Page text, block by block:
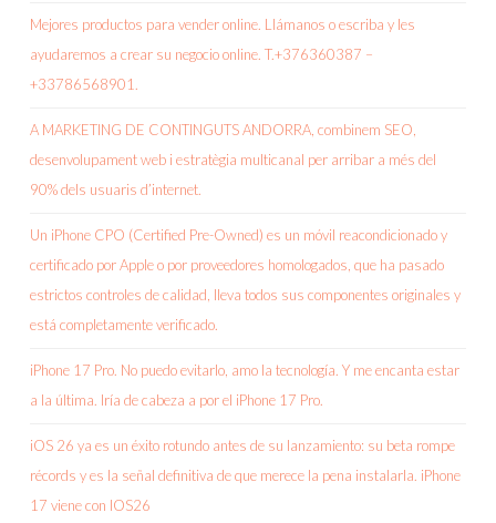
Mejores productos para vender online. Llámanos o escriba y les
ayudaremos a crear su negocio online. T.+376360387 –
+33786568901.
A MARKETING DE CONTINGUTS ANDORRA, combinem SEO,
desenvolupament web i estratègia multicanal per arribar a més del
90% dels usuaris d’internet.
Un iPhone CPO (Certified Pre-Owned) es un móvil reacondicionado y
certificado por Apple o por proveedores homologados, que ha pasado
estrictos controles de calidad, lleva todos sus componentes originales y
está completamente verificado.
iPhone 17 Pro. No puedo evitarlo, amo la tecnología. Y me encanta estar
a la última. Iría de cabeza a por el iPhone 17 Pro.
iOS 26 ya es un éxito rotundo antes de su lanzamiento: su beta rompe
récords y es la señal definitiva de que merece la pena instalarla. iPhone
17 viene con IOS26